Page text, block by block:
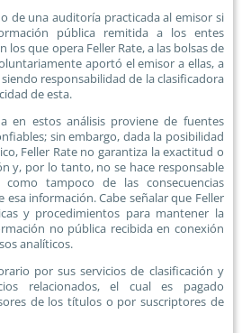
de una auditoría practicada al emisor si
pública remitida a los entes
los que opera Feller Rate, a las bolsas de
aportó el emisor a ellas, a
responsabilidad de la clasificadora
de esta.
en estos análisis proviene de fuentes
sin embargo, dada la posibilidad
Feller Rate no garantiza la exactitud o
y, por lo tanto, no se hace responsable
tampoco de las consecuencias
esa información. Cabe señalar que Feller
y procedimientos para mantener la
no pública recibida en conexión
analíticos.
por sus servicios de clasificación y
relacionados, el cual es pagado
de los títulos o por suscriptores de